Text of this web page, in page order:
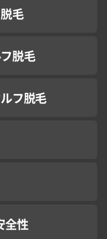
毛
脱毛
フ脱毛
全性